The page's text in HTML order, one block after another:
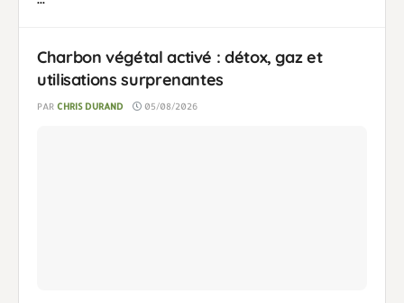
Charbon végétal activé : détox, gaz et
utilisations surprenantes
PAR CHRIS DURAND 05/08/2026